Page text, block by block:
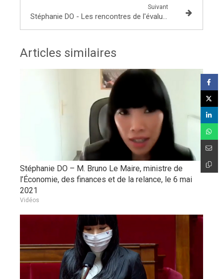
Suivant
Stéphanie DO - Les rencontres de l'évaluation 2020 le 13 février 2020 - L'évaluation des politiques publiques au Parlement
Articles similaires
Stéphanie DO – M. Bruno Le Maire, ministre de
l’Économie, des finances et de la relance, le 6 mai
2021
Vidéos